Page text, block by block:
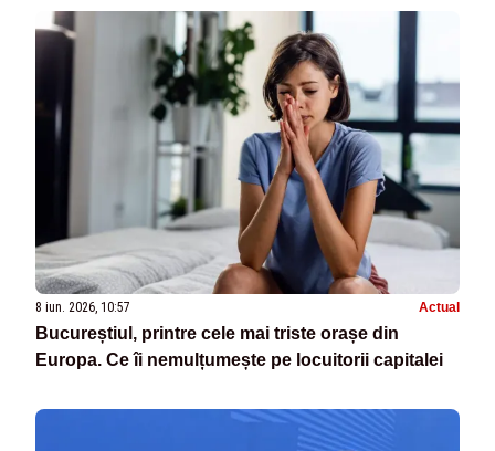
8 iun. 2026, 10:57 Actual
Bucureștiul, printre cele mai triste orașe din
Europa. Ce îi nemulțumește pe locuitorii capitalei